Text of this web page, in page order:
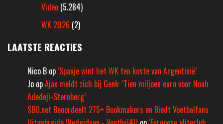
Video (5.284)
WK 2026 (2)
LAATSTE REACTIES
Nico B op ‘Spanje wint het WK ten koste van Argentinië’
Jo opAjax meldt zich bij Genk: ‘Tien miljoen euro voor Noah
Adedeji-Sternberg’
SBO.net Beoordeelt 275+ Bookmakers en Biedt Voetbalfans